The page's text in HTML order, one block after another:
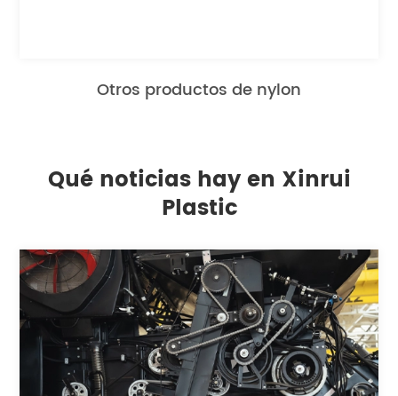
Otros productos de nylon
Qué noticias hay en Xinrui
Plastic